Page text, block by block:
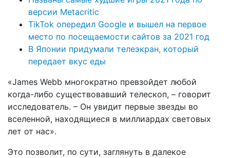
версии Metacritic
TikTok опередил Google и вышел на первое
место по посещаемости сайтов за 2021 год
В Японии придумали телеэкран, который
передает вкус еды
«James Webb многократно превзойдет любой
когда-либо существовавший телескоп, – говорит
исследователь. – Он увидит первые звезды во
вселенной, находящиеся в миллиардах световых
лет от нас».
Это позволит, по сути, заглянуть в далекое